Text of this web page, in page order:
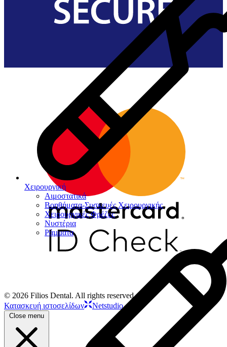
Χειρουργική
Αιμοστατικά
Βοηθήματα-Συσκευές Χειρουργικής
Χειρουργικές Φρέζες
Νυστέρια
Ράµµατα
© 2026 Filios Dental. All rights reserved.
Κατασκευή ιστοσελίδων
Netstudio
Close menu